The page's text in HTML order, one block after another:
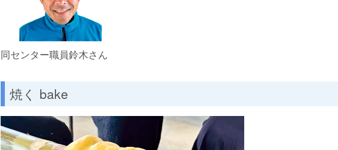
同センター職員鈴木さん
焼く bake